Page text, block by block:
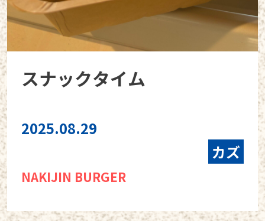
スナックタイム
2025.08.29
カズ
NAKIJIN BURGER